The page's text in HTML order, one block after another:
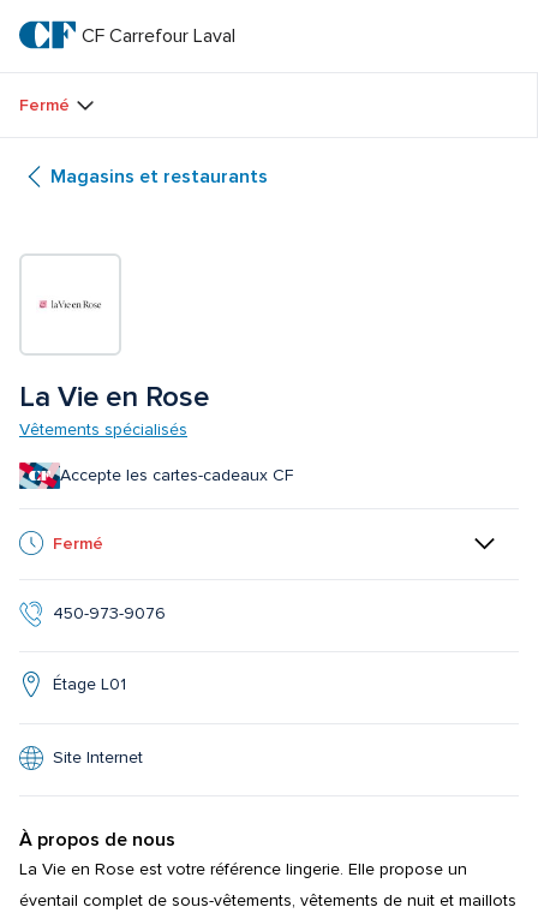
texte
principal
CF
Carrefour
Laval
CF Carrefour Laval
Fermé
Magasins et restaurants
La Vie en Rose
Vêtements spécialisés
Accepte les cartes-cadeaux CF
Fermé
450-973-9076
Étage L01
Site Internet
À propos de nous
La Vie en Rose est votre référence lingerie. Elle propose un
éventail complet de sous-vêtements, vêtements de nuit et maillots